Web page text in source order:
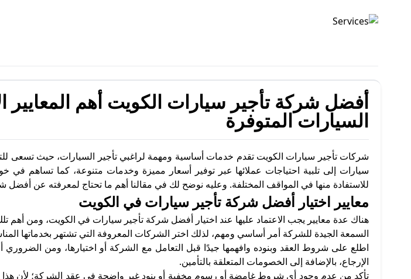
تأجير السيارات
أفضل شركة تأجير سيارات الكويت أهم المعايير
السيارات المتوفرة
شركات تأجير سيارات الكويت تقدم خدمات أساسية ومهمة لراغبي تأجير السيارات، حيث تسعى
سيارات إلى تلبية احتياجات عملائها عبر توفير أسعار مميزة وخدمات متنوعة، كما تساهم في
للاستفادة منها في المواقف المختلفة. وعليه نوضح لك في مقالنا أهم ما تحتاج لمعرفته عن
معايير اختيار أفضل شركة تأجير سيارات في الكويت
هناك عدة معايير يجب الاعتماد عليها عند اختيار أفضل شركة تأجير سيارات في الكويت، ومن أهم
السمعة الجيدة للشركة أمر أساسي ومهم، لذلك اختر الشركات المعروفة التي تشتهر بخدماتها
اطلع على شروط العقد وبنوده وافهمها جيدًا قبل التعامل مع الشركة أو اختيارها، ومن
الإرجاع، بالإضافة إلى الخصومات المتعلقة بالتأمين.
تأكد من عدم وجود أي شروط غامضة أو رسوم مخفية أو بنود غير واضحة في عقد الشركة؛ لأن هذا